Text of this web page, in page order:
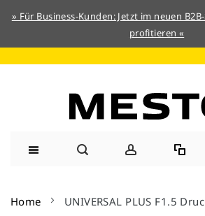
» Für Business-Kunden: Jetzt im neuen
profitieren «
Inhalt
Home UNIVERSAL PLUS F1.5